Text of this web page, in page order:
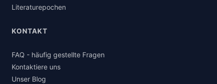
Literaturepochen
KONTAKT
FAQ - häufig gestellte Fragen
Kontaktiere uns
Unser Blog